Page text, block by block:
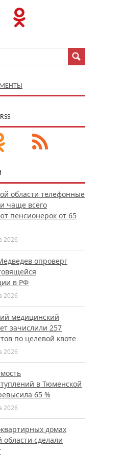
области телефонные
чаще всего
пенсионерок от 65
2026
опроверг
в РФ
2026
медицинский
зачислили 257
по целевой квоте
2026
в Тюменской
65 %
2026
домах
сделали